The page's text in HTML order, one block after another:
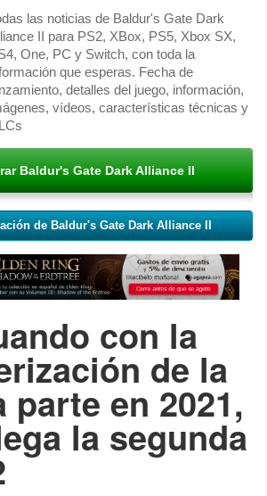
las noticias de Baldur's Gate Dark
II para PS2, XBox, PS5, Xbox SX,
One, PC y Switch, con toda la
que esperas. Fecha de
detalles del juego, información,
vídeos, características técnicas y
Baldur's Gate Dark Alliance II
de Baldur's Gate Dark Alliance II
con la
de la
parte en 2021,
la segunda